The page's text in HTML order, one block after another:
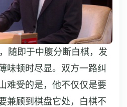
随即于中腹分断白棋，发
味顿时尽显。双方一路纠
难受的是，他不仅仅是要
兼顾到棋盘它处，白棋不